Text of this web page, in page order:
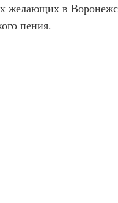
желающих в
пения.